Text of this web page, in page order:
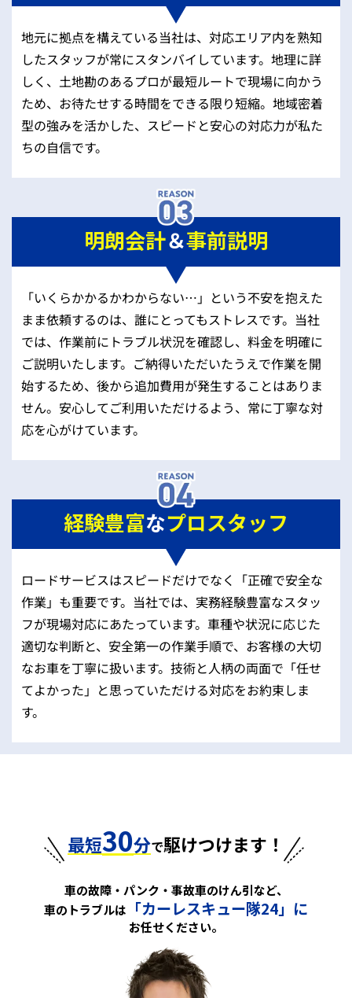
地元に拠点を構えている当社は、対応エリア内を熟知
したスタッフが常にスタンバイしています。地理に詳
しく、土地勘のあるプロが最短ルートで現場に向かう
ため、お待たせする時間をできる限り短縮。地域密着
型の強みを活かした、スピードと安心の対応力が私た
ちの自信です。
明朗会計＆事前説明
「いくらかかるかわからない…」という不安を抱えた
まま依頼するのは、誰にとってもストレスです。当社
では、作業前にトラブル状況を確認し、料金を明確に
ご説明いたします。ご納得いただいたうえで作業を開
始するため、後から追加費用が発生することはありま
せん。安心してご利用いただけるよう、常に丁寧な対
応を心がけています。
経験豊富なプロスタッフ
ロードサービスはスピードだけでなく「正確で安全な
作業」も重要です。当社では、実務経験豊富なスタッ
フが現場対応にあたっています。車種や状況に応じた
適切な判断と、安全第一の作業手順で、お客様の大切
なお車を丁寧に扱います。技術と人柄の両面で「任せ
てよかった」と思っていただける対応をお約束しま
す。
最短30分で駆けつけます！
車の故障・パンク・事故車のけん引など、
車のトラブルは
「カーレスキュー隊24」に
お任せください。